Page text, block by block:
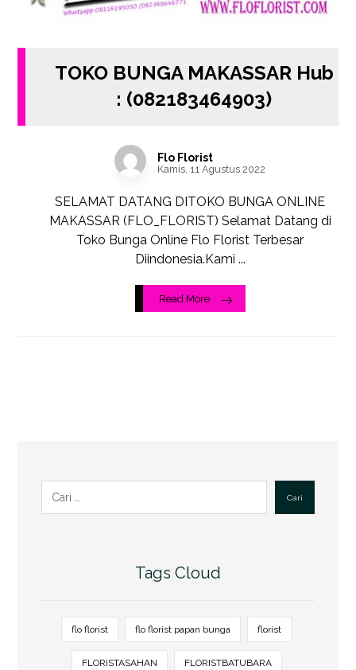
TOKO BUNGA MAKASSAR Hub
: (082183464903)
Flo Florist
Kamis, 11 Agustus 2022
SELAMAT DATANG DITOKO BUNGA ONLINE
MAKASSAR (FLO_FLORIST) Selamat Datang di
Toko Bunga Online Flo Florist Terbesar
Diindonesia.Kami ...
Read More
Cari
Tags Cloud
flo florist flo florist papan bunga florist
FLORISTASAHAN FLORISTBATUBARA